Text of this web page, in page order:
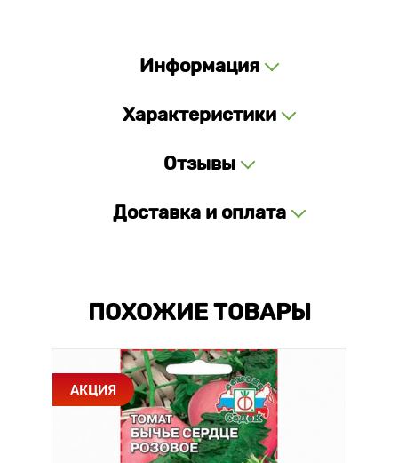
Информация
Характеристики
Отзывы
Доставка и оплата
ПОХОЖИЕ ТОВАРЫ
АКЦИЯ